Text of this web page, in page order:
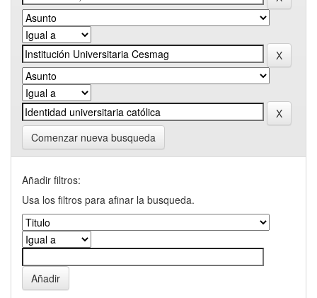
Comenzar nueva busqueda
Añadir filtros:
Usa los filtros para afinar la busqueda.